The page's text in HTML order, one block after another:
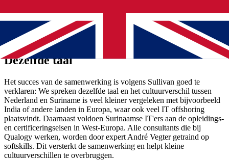
als tussen Qualogy collega's in Suriname en Nederland. Steeds meer
Nederlandse bedrijven profiteren nu van IT offshoring en
outsourcing door Qualogy Caribbean.
Dezelfde taal
Het succes van de samenwerking is volgens Sullivan goed te
verklaren: We spreken dezelfde taal en het cultuurverschil tussen
Nederland en Suriname is veel kleiner vergeleken met bijvoorbeeld
India of andere landen in Europa, waar ook veel IT offshoring
plaatsvindt. Daarnaast voldoen Surinaamse IT'ers aan de opleidings-
en certificeringseisen in West-Europa. Alle consultants die bij
Qualogy werken, worden door expert André Vegter getraind op
softskills. Dit versterkt de samenwerking en helpt kleine
cultuurverschillen te overbruggen.